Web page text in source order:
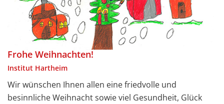
Frohe Weihnachten!
Institut Hartheim
Wir wünschen Ihnen allen eine friedvolle und
besinnliche Weihnacht sowie viel Gesundheit, Glück